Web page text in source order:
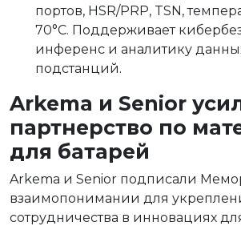
портов, HSR/PRP, TSN,
70°C. Поддерживает
инференс и аналитику
подстанций.
Arkema и Senior
партнерство по
для батарей
Arkema и Senior подписали
взаимопонимании для
сотрудничества в инновациях